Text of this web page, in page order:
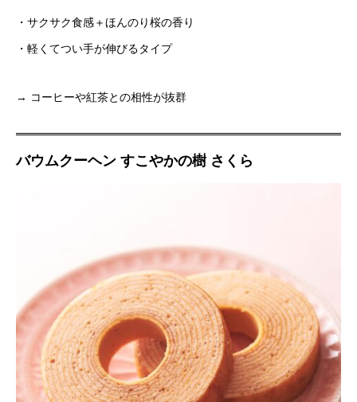
・サクサク食感＋ほんのり桜の香り
・軽くてつい手が伸びるタイプ
→ コーヒーや紅茶との相性が抜群
バウムクーヘン すこやかの樹 さくら